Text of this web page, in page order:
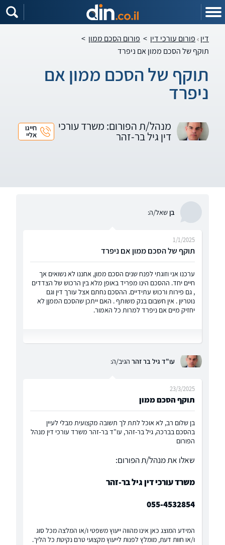
דין פורום עורכי דין > פורום הסכם ממון >
תוקף של הסכם ממון אם ניפרד
תוקף של הסכם ממון אם
ניפרד
מנהל/ת הפורום: משרד עורכי
דין גיל בר-זהר
חייגו
אליי
בןשאל/ה:
תוקף של הסכם ממון אם ניפרד
1/1/2025
ערכנו אני וזוגתי לפנח שנים הסכם ממון, אחננו לא נשואים אך
חיים יחד. ההסכם הינו מפריד באופן מלא בין הרכוש של הצדדים
, גם פירות ורכוש עתידיים. ההסכם נחתם אצל עורך דין וגם
נוטריון . אין חשבום בנק משותף . האם ייתכן שהסכם הממןן לא
יחזיק מיים אם ניפרד למרות כל האמור.
עו"ד גיל בר זהר הגיב/ה:
תוקף הסכם ממון
23/3/2025
בן שלום רב, לא אוכל לתת לך תשובה מקצועית מבלי לעיין
בהסכם בברכה, גיל בר-זהר, עו"ד בר-זהר משרד עורכי דין מנהל
הפורום
שאלו את מנהל/ת הפורום:
משרד עורכי דין גיל בר-זהר
055-4532854
המידע המוצג כאן אינו מהווה ייעוץ משפטי ו/או המלצה מכל סוג
ו/או חוות דעת, מומלץ לפנות לייעוץ מקצועי טרם נקיטת כל הליך.